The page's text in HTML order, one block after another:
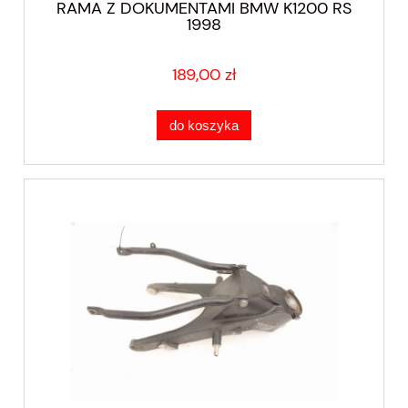
RAMA Z DOKUMENTAMI BMW K1200 RS
1998
189,00 zł
do koszyka